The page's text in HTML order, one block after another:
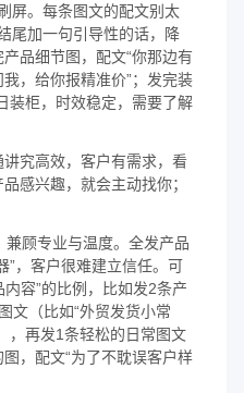
屏。每条图文的配文别太
尾加一句引导性的话，降
品细节图，配文“你那边有
，给你报精准价”；发完装
装柜，时效稳定，需要了解
究高效，客户有需求，看
感兴趣，就会主动找你；
兼顾专业与温度。全发产品
”，客户很难建立信任。可
容”的比例，比如发2条产
文（比如“外贸发货小常
，再发1条轻松的日常图文
图，配文“为了不耽误客户样